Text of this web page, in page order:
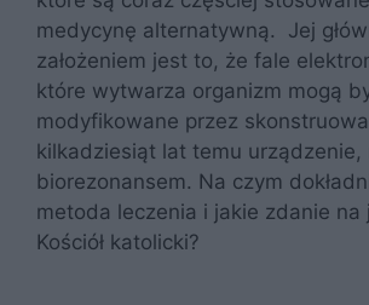
medycynę alternatywną. Jej
założeniem jest to, że fale
które wytwarza organizm mogą
modyfikowane przez
kilkadziesiąt lat temu urządzenie,
biorezonansem. Na czym
metoda leczenia i jakie zdanie na
Kościół katolicki?